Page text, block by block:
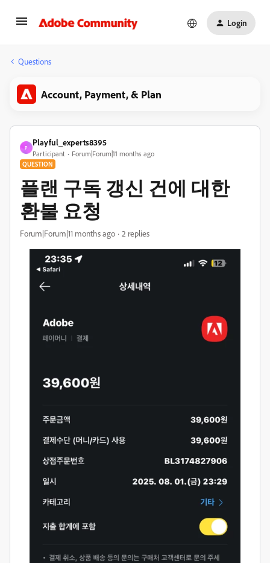
Login
Questions
Account, Payment, & Plan
P
Playful_experts8395
Participant Forum|Forum|11 months ago
QUESTION
플랜 구독 갱신 건에 대한
환불 요청
Forum|Forum|11 months ago 2 replies